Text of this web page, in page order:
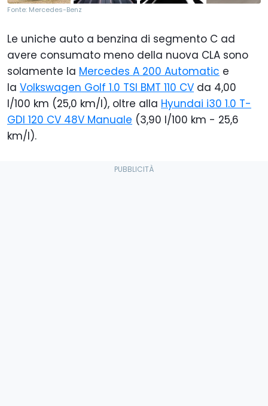
Fonte: Mercedes-Benz
Le uniche auto a benzina di segmento C ad
avere consumato meno della nuova CLA sono
solamente la Mercedes A 200 Automatic e
la Volkswagen Golf 1.0 TSI BMT 110 CV da 4,00
l/100 km (25,0 km/l), oltre alla Hyundai i30 1.0 T-
GDI 120 CV 48V Manuale (3,90 l/100 km - 25,6
km/l).